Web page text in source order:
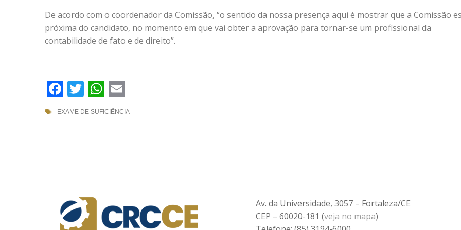
De acordo com o coordenador da Comissão, “o sentido da nossa presença aqui é mostrar que a Comissão
próxima do candidato, no momento em que vai obter a aprovação para tornar-se um profissional da
contabilidade de fato e de direito”.
Facebook
TwitterWhatsApp
EXAME DE SUFICIÊNCIA
Av. da Universidade, 3057 – Fortaleza/CE
CEP – 60020-181 (veja no mapa)